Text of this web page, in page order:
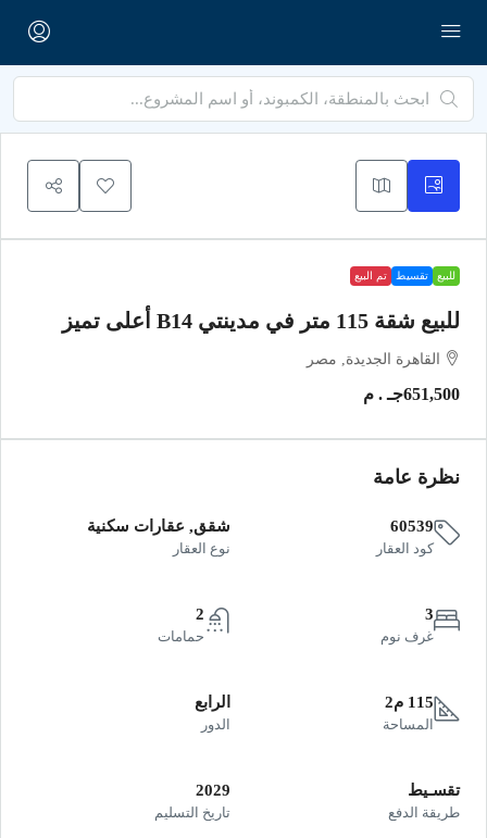
للبيع تقسيط تم البيع
للبيع شقة 115 متر في مدينتي B14 أعلى تميز
القاهرة الجديدة, مصر
651,500جـ . م
نظرة عامة
60539
كود العقار
شقق, عقارات سكنية
نوع العقار
3
غرف نوم
2
حمامات
115 م2
المساحة
الرابع
الدور
تقسـيط
طريقة الدفع
2029
تاريخ التسليم